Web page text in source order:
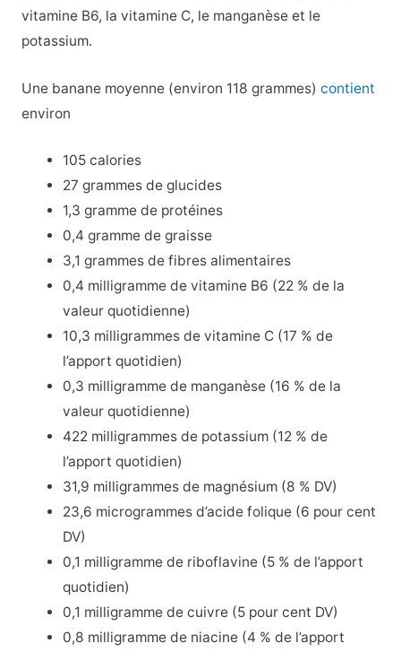
vitamine B6, la vitamine C, le manganèse et le
potassium.
Une banane moyenne (environ 118 grammes) contient
environ
105 calories
27 grammes de glucides
1,3 gramme de protéines
0,4 gramme de graisse
3,1 grammes de fibres alimentaires
0,4 milligramme de vitamine B6 (22 % de la
valeur quotidienne)
10,3 milligrammes de vitamine C (17 % de
l’apport quotidien)
0,3 milligramme de manganèse (16 % de la
valeur quotidienne)
422 milligrammes de potassium (12 % de
l’apport quotidien)
31,9 milligrammes de magnésium (8 % DV)
23,6 microgrammes d’acide folique (6 pour cent
DV)
0,1 milligramme de riboflavine (5 % de l’apport
quotidien)
0,1 milligramme de cuivre (5 pour cent DV)
0,8 milligramme de niacine (4 % de l’apport